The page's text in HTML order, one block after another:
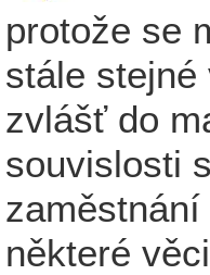
protože se
stále stejné
zvlášť do
souvislosti
některé